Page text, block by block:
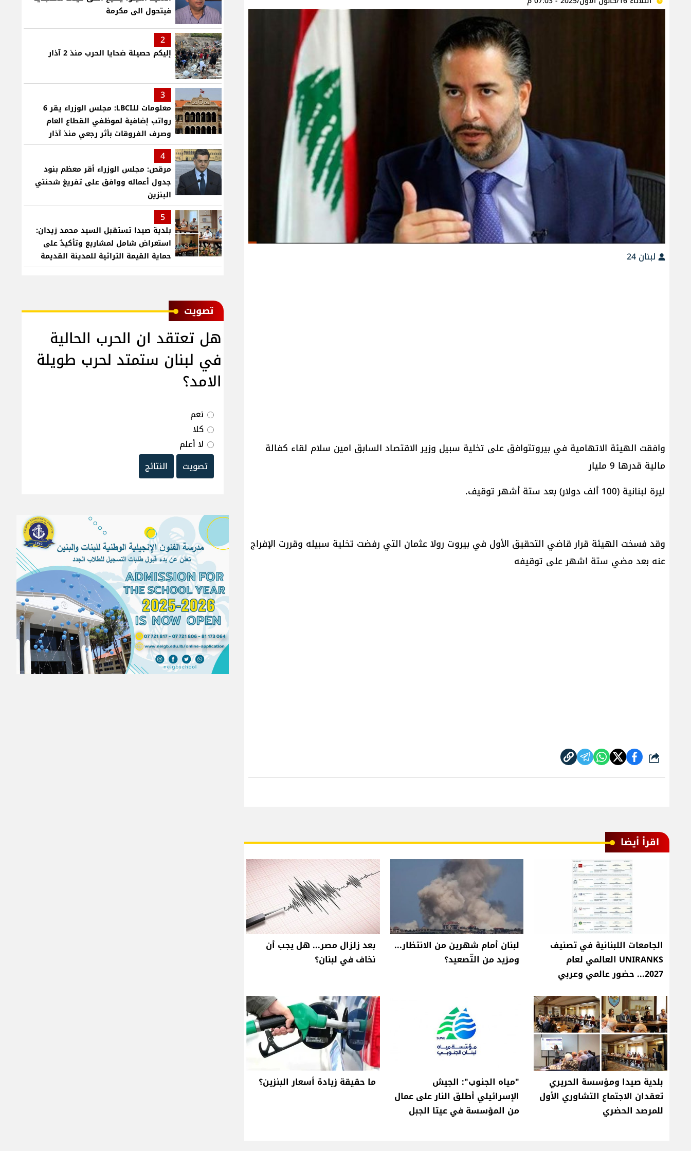
لبنان 24
وافقت الهيئة الاتهامية في بيروتتوافق على تخلية سبيل وزير الاقتصاد السابق امين سلام لقاء كفالة
مالية قدرها 9 مليار
ليرة لبنانية (100 ألف دولار) بعد ستة أشهر توقيف.
وقد فسخت الهيئة قرار قاضي التحقيق الأول في بيروت رولا عثمان التي رفضت تخلية سبيله وقررت الإفراج
عنه بعد مضي ستة اشهر على توقيفه
شارك
اقرأ أيضا
الجامعات اللبنانية في تصنيف
UNIRANKS العالمي لعام
2027... حضور عالمي وعربي
لبنان أمام شهرين من الانتظار...
ومزيد من التّصعيد؟
بعد زلزال مصر... هل يجب أن
نخاف في لبنان؟
بلدية صيدا ومؤسسة الحريري
تعقدان الاجتماع التشاوري الأول
للمرصد الحضري
"مياه الجنوب": الجيش
الإسرائيلي أطلق النار على عمال
من المؤسسة في عيتا الجبل
ما حقيقة زيادة أسعار البنزين؟
فيتحول الى مكرمة
2
إليكم حصيلة ضحايا الحرب منذ 2 آذار
3
معلومات للـLBCI: مجلس الوزراء يقر 6
رواتب إضافية لموظفي القطاع العام
وصرف الفروقات بأثر رجعي منذ آذار
4
مرقص: مجلس الوزراء أقر معظم بنود
جدول أعماله ووافق على تفريغ شحنتي
البنزين
5
بلدية صيدا تستقبل السيد محمد زيدان:
استعراض شامل لمشاريع وتأكيدٌ على
حماية القيمة التراثية للمدينة القديمة
ﺗﺼﻮﻳﺖ
هل تعتقد ان الحرب الحالية
في لبنان ستمتد لحرب طويلة
الامد؟
نعم
كلا
لا أعلم
تصويت
النتائج